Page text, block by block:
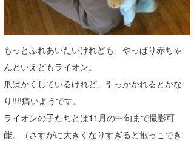
もっとふれあいたいけれども、やっぱり赤ちゃ
んといえどもライオン。
爪はかくしているけれど、引っかかれるとかな
り!!!!痛いようです。
ライオンの子たちとは11月の中旬まで撮影可
能。（さすがに大きくなりすぎると抱っこでき
Romisea